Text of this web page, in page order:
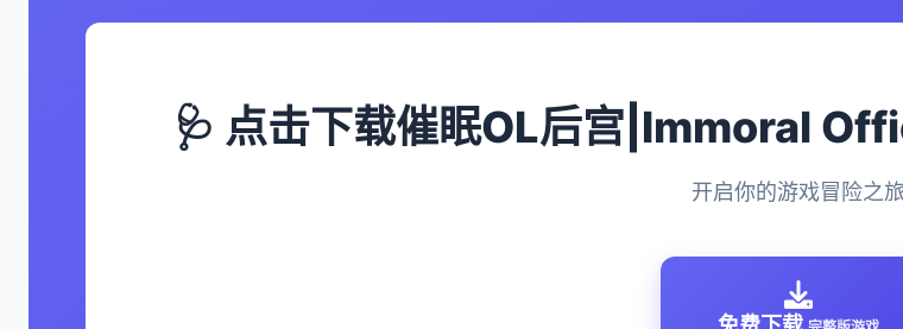
🩺 点击下载催眠OL后宫|Immoral
开启你的游戏冒险之旅